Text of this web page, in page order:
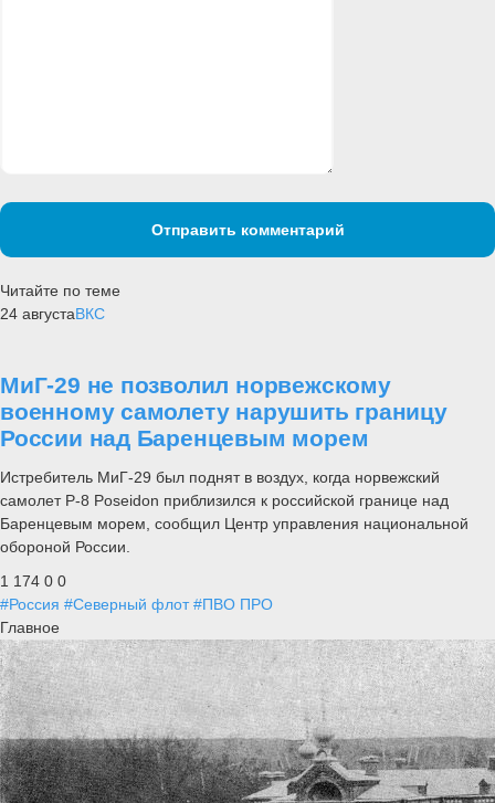
Отправить комментарий
Читайте по теме
24 августаВКС
МиГ-29 не позволил норвежскому
военному самолету нарушить границу
России над Баренцевым морем
Истребитель МиГ-29 был поднят в воздух, когда норвежский
самолет P-8 Poseidon приблизился к российской границе над
Баренцевым морем, сообщил Центр управления национальной
обороной России.
1 174 0 0
#Россия #Северный флот #ПВО ПРО
Главное